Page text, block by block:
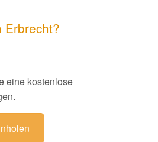
Erbrecht?
eine kostenlose